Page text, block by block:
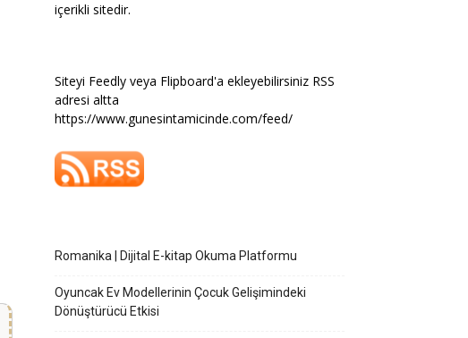
içerikli sitedir.
Siteyi Feedly veya Flipboard'a ekleyebilirsiniz RSS
adresi altta
https://www.gunesintamicinde.com/feed/
Romanika | Dijital E-kitap Okuma Platformu
Oyuncak Ev Modellerinin Çocuk Gelişimindeki
Dönüştürücü Etkisi